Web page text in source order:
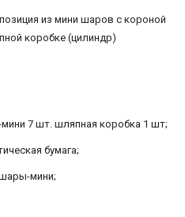
из мини шаров с короной
коробке (цилиндр)
7 шт. шляпная коробка 1 шт;
бумага;
мини;